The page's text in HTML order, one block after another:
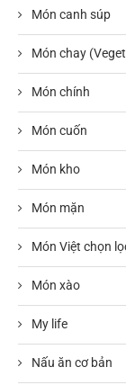
Món canh súp
Món chay
Món chính
Món cuốn
Món kho
Món mặn
Món Việt chọn
Món xào
My life
Nấu ăn cơ bản